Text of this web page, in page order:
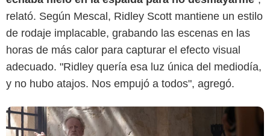
relató. Según Mescal, Ridley Scott mantiene un estilo
de rodaje implacable, grabando las escenas en las
horas de más calor para capturar el efecto visual
adecuado. "Ridley quería esa luz única del mediodía,
y no hubo atajos. Nos empujó a todos", agregó.